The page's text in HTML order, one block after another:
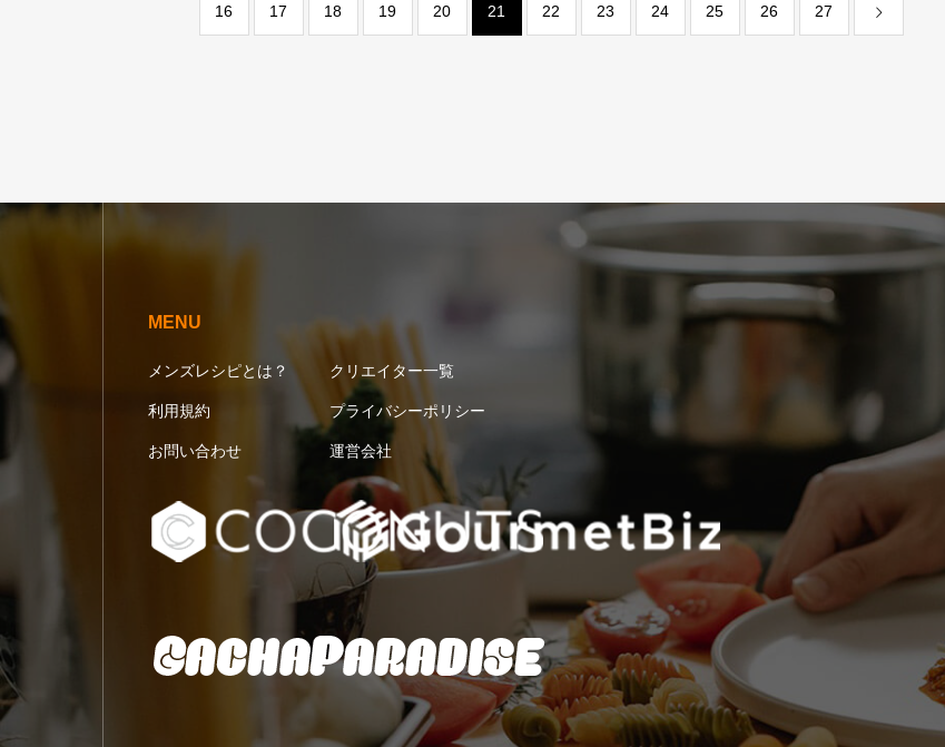
16 17 18 19 20 21 22 23 24 25 26 27
MENU
メンズレシピとは？ クリエイター一覧
利用規約 プライバシーポリシー
お問い合わせ 運営会社